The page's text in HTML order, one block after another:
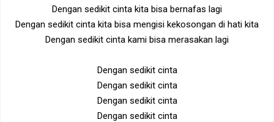
Dengan sedikit cinta kita bisa bernafas lagi
Dengan sedikit cinta kita bisa mengisi kekosongan di hati kita
Dengan sedikit cinta kami bisa merasakan lagi
Dengan sedikit cinta
Dengan sedikit cinta
Dengan sedikit cinta
Dengan sedikit cinta